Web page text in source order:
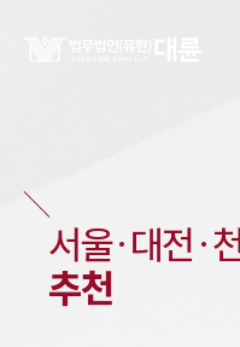
서울·대전·천안변호사
천안형사전문변호사
천안이혼전문변호사
천안학교폭력변호사
천안부동산변호사
천안음주운전·교통사고변호사
서울·대전·
추천